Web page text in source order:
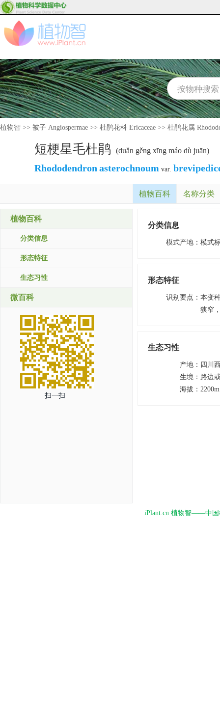
植物智 >> 被子 Angiospermae >> 杜鹃花科 Ericaceae >> 杜鹃花属
短梗星毛杜鹃 (duǎn gěng xīng máo dù juān)
Rhododendron asterochnoum var.
植物百科 名称分类
植物百科
分类信息
形态特征
生态习性
微百科
扫一扫
分类信息
模式产地 ： 模式
形态特征
识别要点 ： 本变
狭窄
生态习性
产地 ： 四川
生境 ： 路边
海拔 ：
iPlant.cn 植物智——中国